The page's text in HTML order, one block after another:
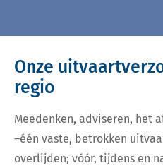
Onze
regio
Meedenken, adviseren, het
–één vaste, betrokken
overlijden; vóór, tijdens en